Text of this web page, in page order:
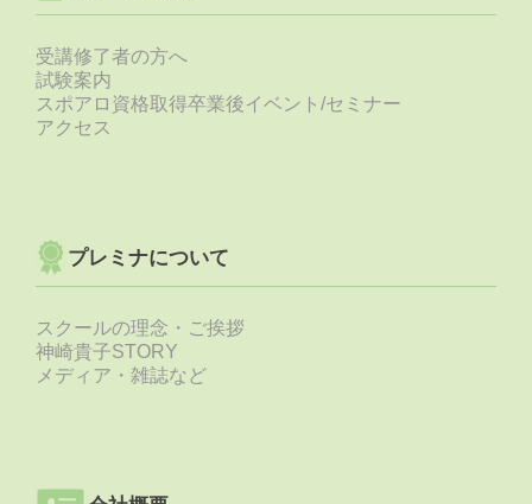
受講修了者の方へ
試験案内
スポアロ資格取得卒業後イベント/セミナー
アクセス
プレミナについて
スクールの理念・ご挨拶
神崎貴子STORY
メディア・雑誌など